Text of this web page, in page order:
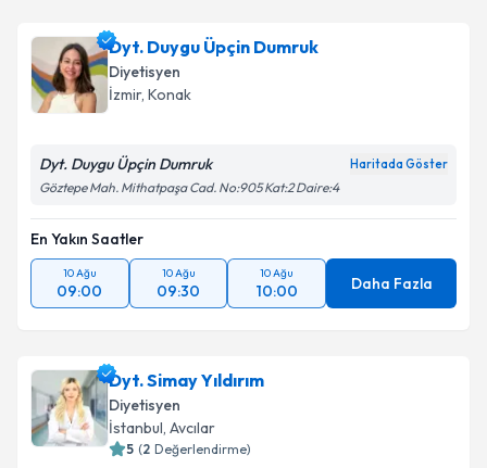
Dyt. Duygu Üpçin Dumruk
Diyetisyen
İzmir, Konak
Dyt. Duygu Üpçin Dumruk Haritada Göster
Göztepe Mah. Mithatpaşa Cad. No:905 Kat:2 Daire:4
En Yakın Saatler
10 Ağu
09:00
10 Ağu
09:30
10 Ağu
10:00 Daha Fazla
Dyt. Simay Yıldırım
Diyetisyen
İstanbul, Avcılar
5 (2 Değerlendirme)